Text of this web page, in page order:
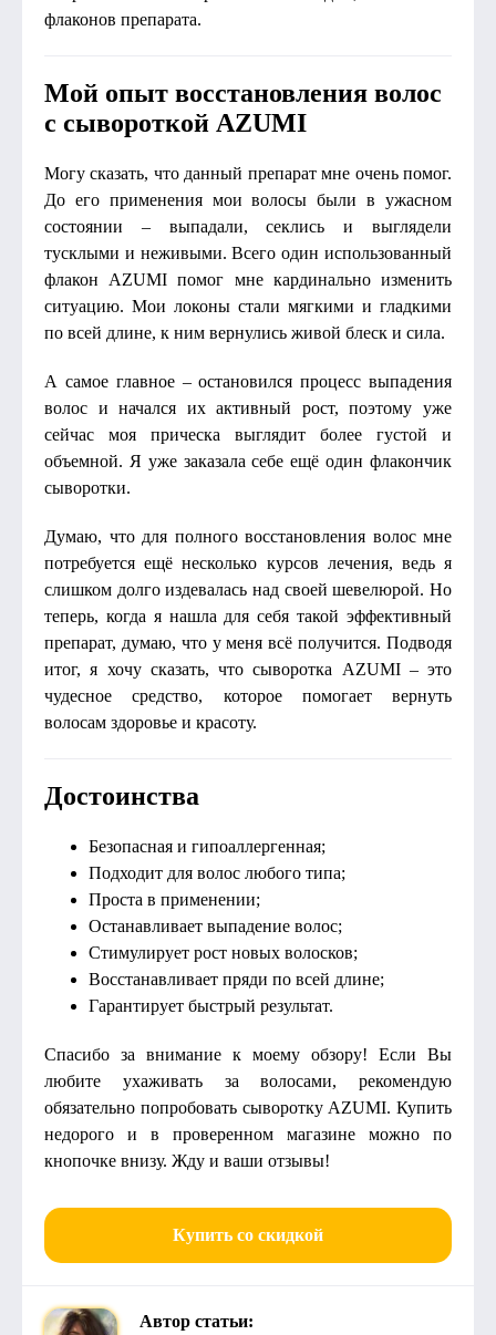
флаконов препарата.
Мой опыт восстановления волос
с сывороткой AZUMI
Могу сказать, что данный препарат мне очень помог.
До его применения мои волосы были в ужасном
состоянии – выпадали, секлись и выглядели
тусклыми и неживыми. Всего один использованный
флакон AZUMI помог мне кардинально изменить
ситуацию. Мои локоны стали мягкими и гладкими
по всей длине, к ним вернулись живой блеск и сила.
А самое главное – остановился процесс выпадения
волос и начался их активный рост, поэтому уже
сейчас моя прическа выглядит более густой и
объемной. Я уже заказала себе ещё один флакончик
сыворотки.
Думаю, что для полного восстановления волос мне
потребуется ещё несколько курсов лечения, ведь я
слишком долго издевалась над своей шевелюрой. Но
теперь, когда я нашла для себя такой эффективный
препарат, думаю, что у меня всё получится. Подводя
итог, я хочу сказать, что сыворотка AZUMI – это
чудесное средство, которое помогает вернуть
волосам здоровье и красоту.
Достоинства
Безопасная и гипоаллергенная;
Подходит для волос любого типа;
Проста в применении;
Останавливает выпадение волос;
Стимулирует рост новых волосков;
Восстанавливает пряди по всей длине;
Гарантирует быстрый результат.
Спасибо за внимание к моему обзору! Если Вы
любите ухаживать за волосами, рекомендую
обязательно попробовать сыворотку AZUMI. Купить
недорого и в проверенном магазине можно по
кнопочке внизу. Жду и ваши отзывы!
Купить со скидкой
Автор статьи: